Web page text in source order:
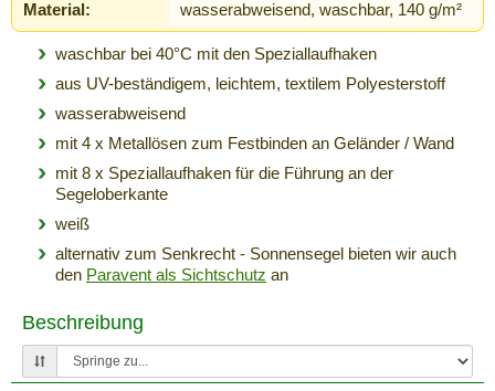
Material:
wasserabweisend, waschbar, 140 g/m²
waschbar bei 40°C mit den Speziallaufhaken
aus UV-beständigem, leichtem, textilem Polyesterstoff
wasserabweisend
mit 4 x Metallösen zum Festbinden an Geländer / Wand
mit 8 x Speziallaufhaken für die Führung an der
Segeloberkante
weiß
alternativ zum Senkrecht - Sonnensegel bieten wir auch
den Paravent als Sichtschutz an
Beschreibung